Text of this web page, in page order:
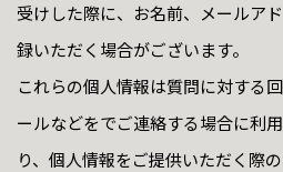
受けした際に、お名前、メールア
録いただく場合がございます。
これらの個人情報は質問に対する
ールなどをでご連絡する場合に利
り、個人情報をご提供いただく際